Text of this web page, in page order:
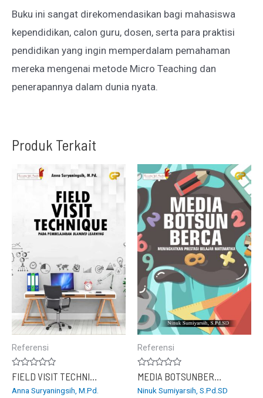
Buku ini sangat direkomendasikan bagi mahasiswa
kependidikan, calon guru, dosen, serta para praktisi
pendidikan yang ingin memperdalam pemahaman
mereka mengenai metode Micro Teaching dan
penerapannya dalam dunia nyata.
Produk Terkait
Referensi
Dinilai
0
dari
Anna Suryaningsih, M.Pd.
Referensi
Dinilai
0
dari
Ninuk Sumiyarsih, S.Pd.SD